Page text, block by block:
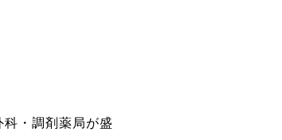
・調剤薬局が盛